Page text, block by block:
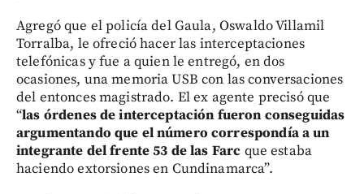
Agregó que el policía del Gaula, Oswaldo Villamil
Torralba, le ofreció hacer las interceptaciones
telefónicas y fue a quien le entregó, en dos
ocasiones, una memoria USB con las conversaciones
del entonces magistrado. El ex agente precisó que
“las órdenes de interceptación fueron conseguidas
argumentando que el número correspondía a un
integrante del frente 53 de las Farc que estaba
haciendo extorsiones en Cundinamarca”.